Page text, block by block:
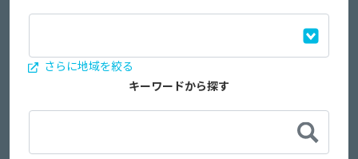
さらに地域を絞る
キーワードから探す